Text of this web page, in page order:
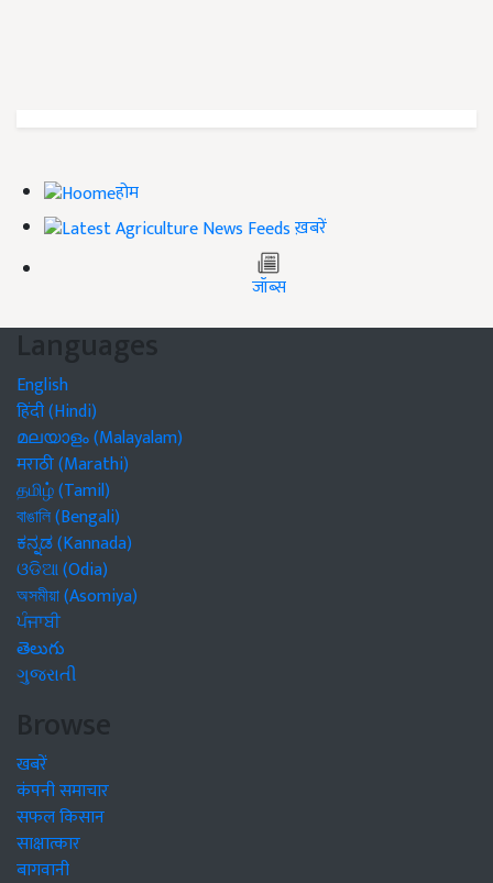
होम
ख़बरें
जॉब्स
Languages
English
हिंदी (Hindi)
മലയാളം (Malayalam)
मराठी (Marathi)
தமிழ் (Tamil)
বাঙালি (Bengali)
ಕನ್ನಡ (Kannada)
ଓଡିଆ (Odia)
অসমীয়া (Asomiya)
ਪੰਜਾਬੀ
తెలుగు
ગુજરાતી
Browse
खबरें
कंपनी समाचार
सफल किसान
साक्षात्कार
बागवानी